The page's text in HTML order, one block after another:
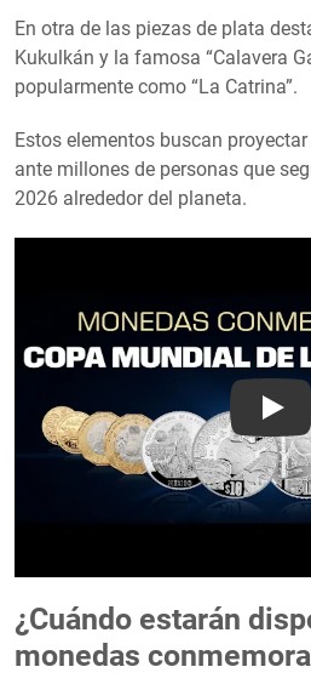
En otra de las piezas de plata
Kukulkán y la famosa “Calavera
popularmente como “La Catrina”.
Estos elementos buscan
ante millones de personas que
2026 alrededor del planeta.
Play
¿Cuándo estarán
monedas